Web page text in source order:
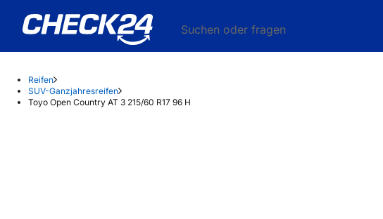
Suchen oder fragen
Reifen
SUV-Ganzjahresreifen
Toyo Open Country AT 3 215/60 R17 96 H